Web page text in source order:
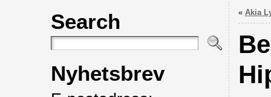
Search
Nyhetsbrev
« Akia